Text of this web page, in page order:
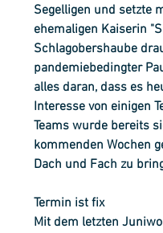
Segelligen und setzte
ehemaligen Kaiserin
Schlagobershaube
pandemiebedingter
alles daran, dass es
Interesse von einigen
Teams wurde bereits
kommenden Wochen
Dach und Fach zu
Termin ist fix
Mit dem letzten